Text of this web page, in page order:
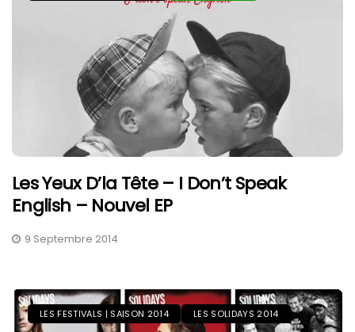
Les Yeux D’la Tête – I Don’t Speak
English – Nouvel EP
9 Septembre 2014
LES FESTIVALS | SAISON 2014 LES SOLIDAYS 2014